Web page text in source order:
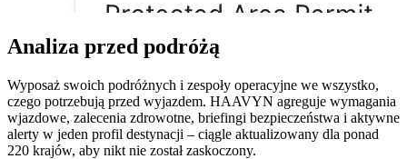
Analiza przed podróżą
Wyposaż swoich podróżnych i zespoły operacyjne we wszystko,
czego potrzebują przed wyjazdem. HAAVYN agreguje wymagania
wjazdowe, zalecenia zdrowotne, briefingi bezpieczeństwa i aktywne
alerty w jeden profil destynacji – ciągle aktualizowany dla ponad
220 krajów, aby nikt nie został zaskoczony.